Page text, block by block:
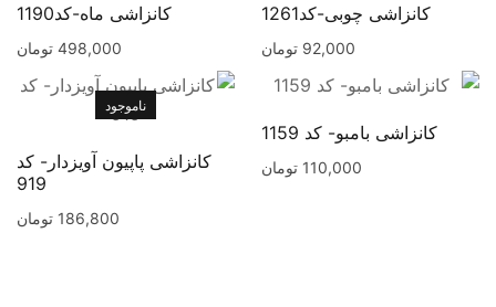
کانزاشی چوبی-کد1261
92,000 تومان
کانزاشی ماه-کد1190
498,000 تومان
کانزاشی بامبو- کد 1159
110,000 تومان
ناموجود
کانزاشی پاپیون آویزدار- کد
919
186,800 تومان